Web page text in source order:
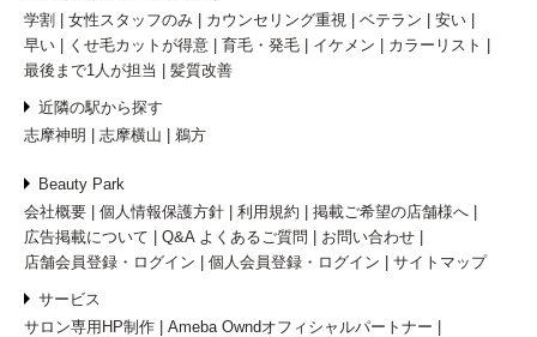
学割
女性スタッフのみ カウンセリング重視 ベテラン
安い
早い
くせ毛カットが得意 育毛・発毛 イケメン
カラーリスト
最後まで1人が担当
髪質改善
近隣の駅から探す
志摩神明
志摩横山 鵜方
Beauty Park
会社概要
個人情報保護方針 利用規約
掲載ご希望の店舗様へ
広告掲載について
Q&A よくあるご質問
お問い合わせ
店舗会員登録・ログイン
個人会員登録・ログイン サイトマップ
サービス
サロン専用HP制作
Ameba Owndオフィシャルパートナー